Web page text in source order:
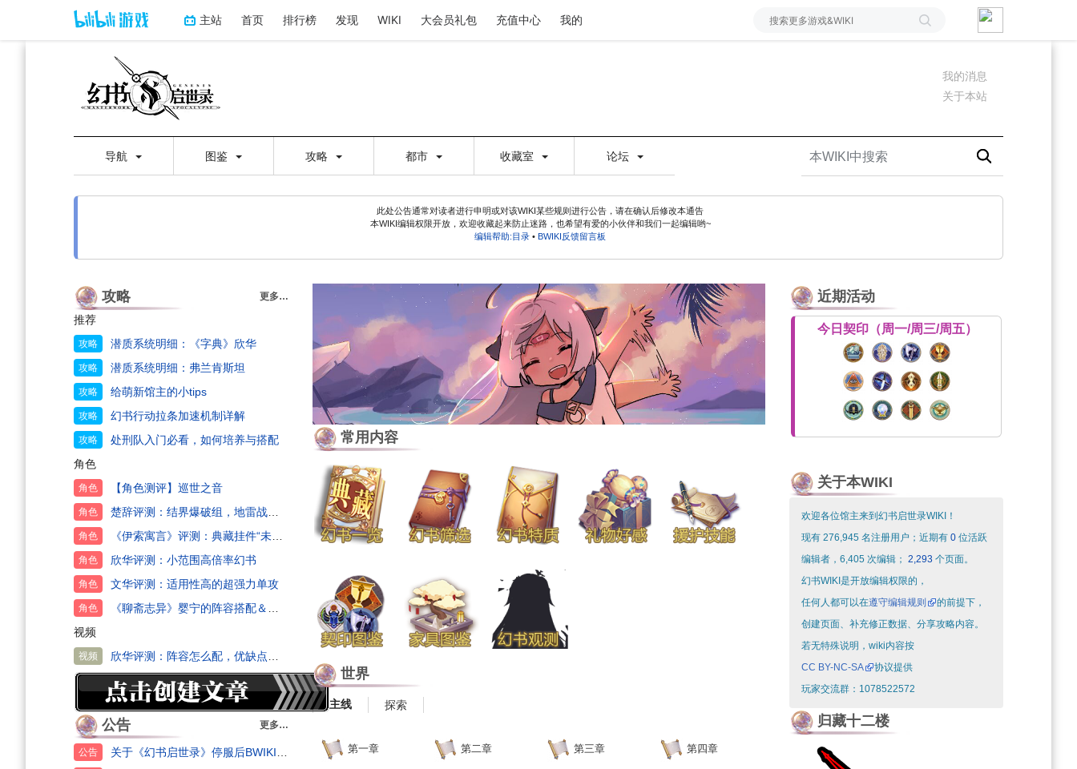
主站 首页 排行榜 发现 WIKI 大会员礼包 充值中心 我的
我的消息
关于本站
导航 图鉴 攻略 都市 收藏室 论坛
此处公告通常对读者进行申明或对该WIKI某些规则进行公告，请在确认后修改本通告
本WIKI编辑权限开放，欢迎收藏起来防止迷路，也希望有爱的小伙伴和我们一起编辑哟~
编辑帮助:目录 • BWIKI反馈留言板
跳
到
导
航
跳
到
搜
索
攻略 更多…
推荐
攻略 潜质系统明细：《字典》欣华
攻略 潜质系统明细：弗兰肯斯坦
攻略 给萌新馆主的小tips
攻略 幻书行动拉条加速机制详解
攻略
处刑队入门必看，如何培养与搭配
角色
角色 【角色测评】巡世之音
角色
角色
角色 欣华评测：小范围高倍率幻书
角色 文华评测：适用性高的超强力单攻
角色
视频
视频
公告 更多…
公告
常用内容
世界
主线 探索
第一章 第二章 第三章 第四章
近期活动
今日契印（周一/周三/周五）
关于本WIKI
欢迎各位馆主来到幻书启世录WIKI！
现有 276,945 名注册用户；近期有 0位活跃
编辑者，6,405 次编辑； 2,293 个页面。
幻书WIKI是开放编辑权限的，
任何人都可以在遵守编辑规则
的前提下，
创建页面、补充修正数据、分享攻略内容。
若无特殊说明，wiki内容按
CC BY-NC-SA
协议提供
玩家交流群：1078522572
归藏十二楼